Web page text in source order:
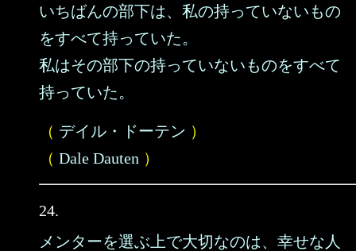
いちばんの部下は、私の持っていないもの
をすべて持っていた。
私はその部下の持っていないものをすべて
持っていた。
（ デイル・ドーテン ）
（ Dale Dauten ）
24.
メンターを選ぶ上で大切なのは、幸せな人